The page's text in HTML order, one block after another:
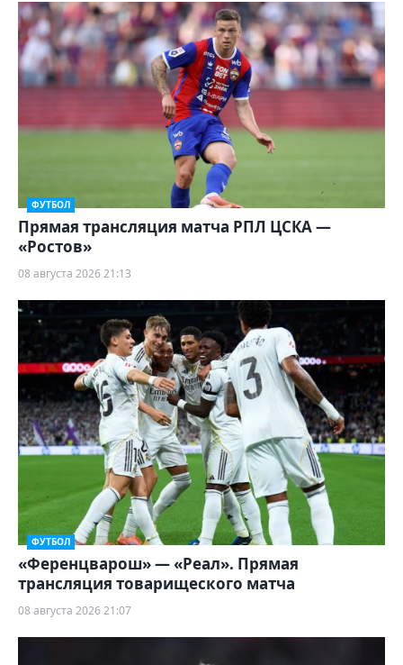
ФУТБОЛ
Прямая трансляция матча РПЛ ЦСКА —
«Ростов»
08 августа 2026 21:13
ФУТБОЛ
«Ференцварош» — «Реал». Прямая
трансляция товарищеского матча
08 августа 2026 21:07